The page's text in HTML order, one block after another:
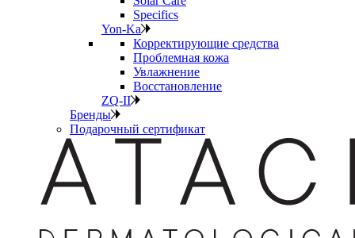
Specifics
Yon-Ka
Корректирующие средства
Проблемная кожа
Увлажнение
Восстановление
ZQ-II
Бренды
Подарочный сертификат